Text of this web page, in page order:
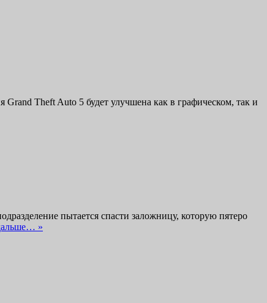
Theft Auto 5 будет улучшена как в графическом, так и
пытается спасти заложницу, которую пятеро
»